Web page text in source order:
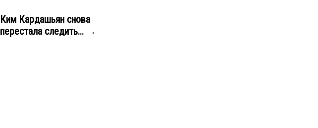
Ким Кардашьян снова
перестала следить... →